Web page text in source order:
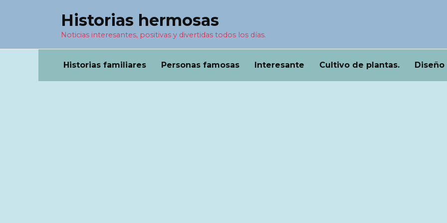
Historias hermosas
Noticias interesantes, positivas y divertidas todos los días.
Historias familiares Personas famosas Interesante Cultivo de plantas. Diseño